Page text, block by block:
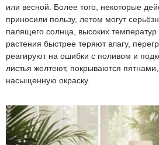
или весной. Более того, некоторые
приносили пользу, летом могут
палящего солнца, высоких температур
растения быстрее теряют влагу,
реагируют на ошибки с поливом и
листья желтеют, покрываются
насыщенную окраску.